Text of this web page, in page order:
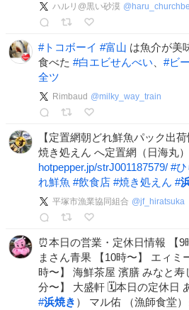
ハルリ@黒い砂漠 @ haru_churchbell
#トコボーイ #富山 は魚介が美
食べた #白エビせんべい #ビ
全ツ
Rimbaud @milky_way_train
【定置網朝どれ鮮魚パック出
焼き処えん へ定置網（日海丸
hotpepper.jp/strJ001187579/ #ひ
れ鮮魚 #飲食店 #焼き処えん #
平塚市漁業協同組合 @jf_hiratsuka
⏰️本日の営業・定休日情報 【
まさん青果 【10時〜】 エィミ
時〜】 海鮮茶屋 濱膳 みなと寿
分〜】 大盛軒 🗓️本日の定休日
#浜焼き ） マル佑 （漁師食堂